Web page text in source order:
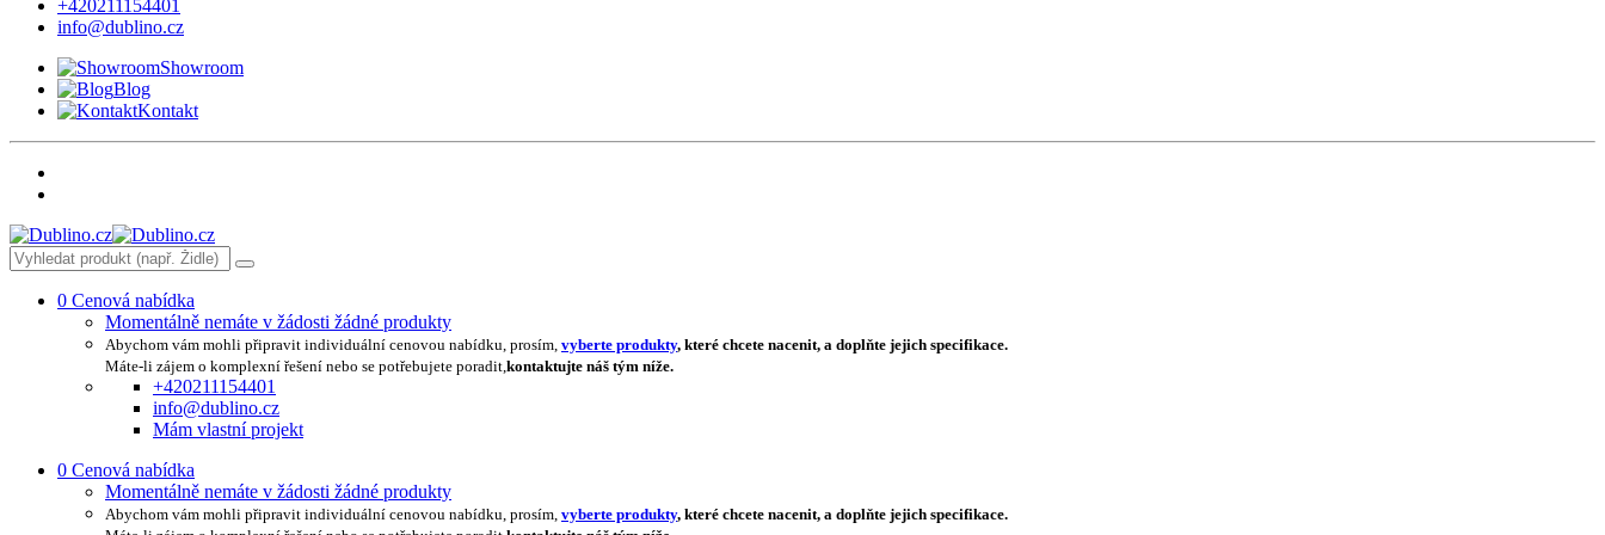
+420211154401
info@dublino.cz
Showroom
Blog
Kontakt
0 Cenová nabídka
Momentálně nemáte v žádosti žádné produkty
Abychom vám mohli připravit individuální cenovou nabídku, prosím, vyberte produkty, které chcete nacenit, a doplňte jejich specifikace.
Máte-li zájem o komplexní řešení nebo se potřebujete poradit,kontaktujte náš tým níže.
+420211154401
info@dublino.cz
Mám vlastní projekt
0 Cenová nabídka
Momentálně nemáte v žádosti žádné produkty
Abychom vám mohli připravit individuální cenovou nabídku, prosím, vyberte produkty, které chcete nacenit, a doplňte jejich specifikace.